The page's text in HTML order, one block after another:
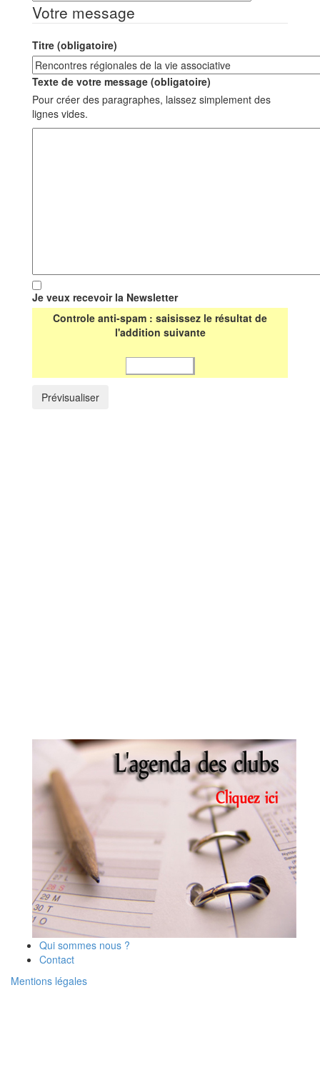
Votre message
Titre (obligatoire)
Texte de votre message (obligatoire)
Pour créer des paragraphes, laissez simplement des
lignes vides.
Je veux recevoir la Newsletter
Controle anti-spam : saisissez le résultat de
l'addition suivante
Qui sommes nous ?
Contact
Mentions légales